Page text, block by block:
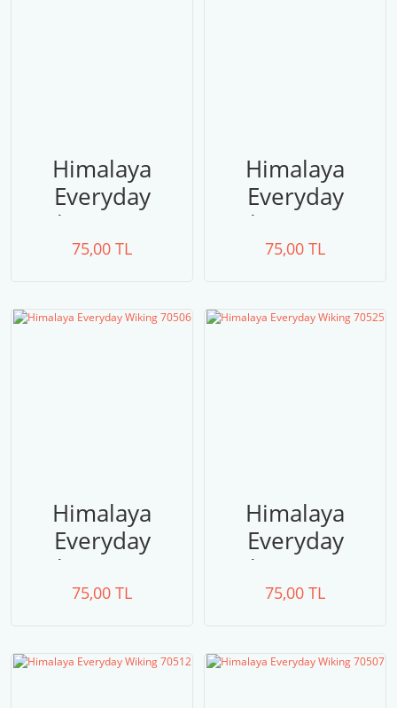
Himalaya
Everyday
Wiking 70518
75,00 TL
Himalaya
Everyday
Wiking 70513
75,00 TL
Himalaya
Everyday
Wiking 70506
75,00 TL
Himalaya
Everyday
Wiking 70525
75,00 TL